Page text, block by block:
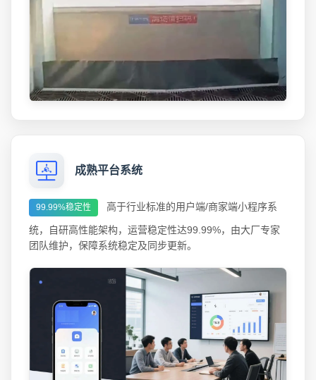
成熟平台系统
99.99%稳定性 高于行业标准的用户端/商家端小程序系
统，自研高性能架构，运营稳定性达99.99%，由大厂专家
团队维护，保障系统稳定及同步更新。